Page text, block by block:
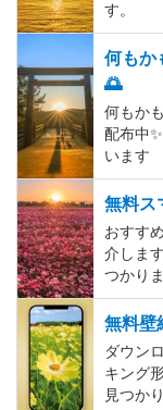
す。
何もか
🌅
何もか
配布中
います
無料ス
おすす
介しま
つかり
無料壁
ダウン
キング
見つか